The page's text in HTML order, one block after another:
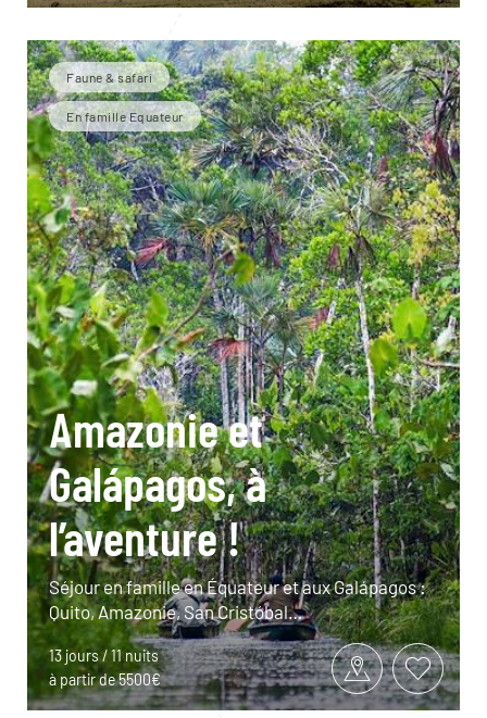
Faune & safari
En famille Equateur
Amazonie et
Galápagos, à
l’aventure !
Séjour en famille en Équateur et aux Galápagos :
Quito, Amazonie, San Cristóbal…
13 jours / 11 nuits
à partir de 5500€